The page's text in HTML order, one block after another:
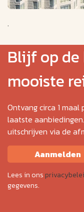
.
Blijf op
mooiste
Ontvang circa 1
laatste
uitschrijven via de
Aanmelden
Lees in ons
gegevens.